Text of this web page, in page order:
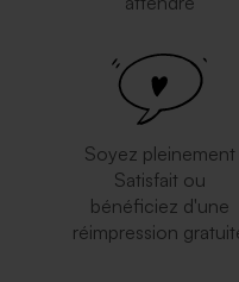
Soyez pleinement
Satisfait ou
bénéficiez d'une
réimpression